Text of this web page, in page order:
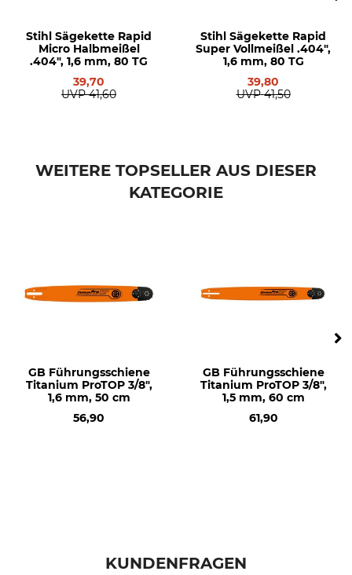
Treibglieder
Stihl Sägekette Rapid
Micro Halbmeißel
.404", 1,6 mm, 80 TG
39,70
UVP 41,60
Stihl Sägekette Rapid
Super Vollmeißel .404",
1,6 mm, 80 TG
39,80
UVP 41,50
WEITERE TOPSELLER AUS DIESER
KATEGORIE
GB Führungsschiene
Titanium ProTOP 3/8",
1,6 mm, 50 cm
56,90
GB Führungsschiene
Titanium ProTOP 3/8",
1,5 mm, 60 cm
61,90
KUNDENFRAGEN